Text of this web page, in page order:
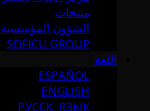
منتجات
الشؤون المؤسسية
SOFICU GROUP
اللغة
ESPAÑOL
ENGLISH
РУССК. ЯЗЫК